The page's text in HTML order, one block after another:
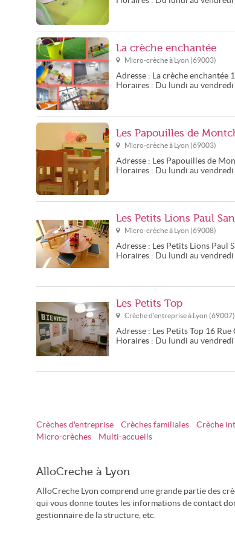
La crèche enchantée
Micro-crèche à Lyon (69003)
Adresse : La crèche enchantée
Horaires : Du lundi au
Les Papouilles de
Micro-crèche à Lyon (69003)
Adresse : Les Papouilles de
Horaires : Du lundi au
Les Petits Lions Paul
Micro-crèche à Lyon (69008)
Adresse : Les Petits Lions Paul
Horaires : Du lundi au
Les Petits Top
Crèche d'entreprise à Lyon (69007
Adresse : Les Petits Top 16 Rue
Horaires : Du lundi au
Crèches d'entreprise Crèches familiales Crèche
Micro-crèches
Multi-accueils
AlloCreche à Lyon
AlloCreche Lyon comprend une grande partie des
qui vous donne toutes les informations de contact
gestionnaire de la structure, etc.